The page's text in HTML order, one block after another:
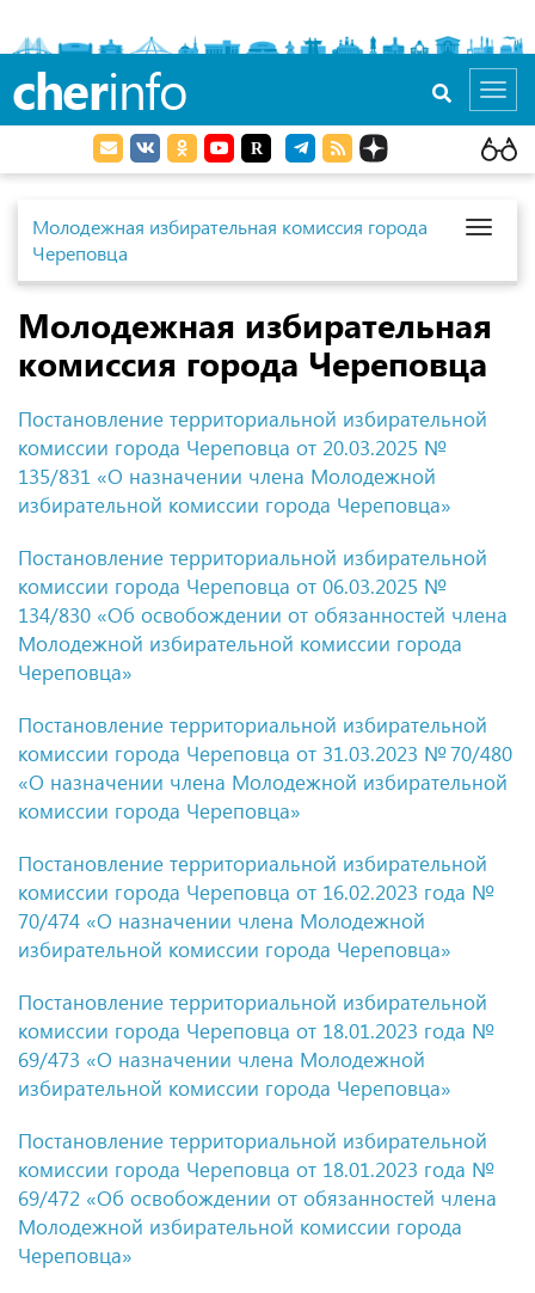
cherinfo
Молодежная избирательная комиссия города
Череповца
Молодежная избирательная
комиссия города Череповца
Постановление территориальной избирательной
комиссии города Череповца от 20.03.2025 №
135/831 «О назначении члена Молодежной
избирательной комиссии города Череповца»
Постановление территориальной избирательной
комиссии города Череповца от 06.03.2025 №
134/830 «Об освобождении от обязанностей члена
Молодежной избирательной комиссии города
Череповца»
Постановление территориальной избирательной
комиссии города Череповца от 31.03.2023 № 70/480
«О назначении члена Молодежной избирательной
комиссии города Череповца»
Постановление территориальной избирательной
комиссии города Череповца от 16.02.2023 года №
70/474 «О назначении члена Молодежной
избирательной комиссии города Череповца»
Постановление территориальной избирательной
комиссии города Череповца от 18.01.2023 года №
69/473 «О назначении члена Молодежной
избирательной комиссии города Череповца»
Постановление территориальной избирательной
комиссии города Череповца от 18.01.2023 года №
69/472 «Об освобождении от обязанностей члена
Молодежной избирательной комиссии города
Череповца»